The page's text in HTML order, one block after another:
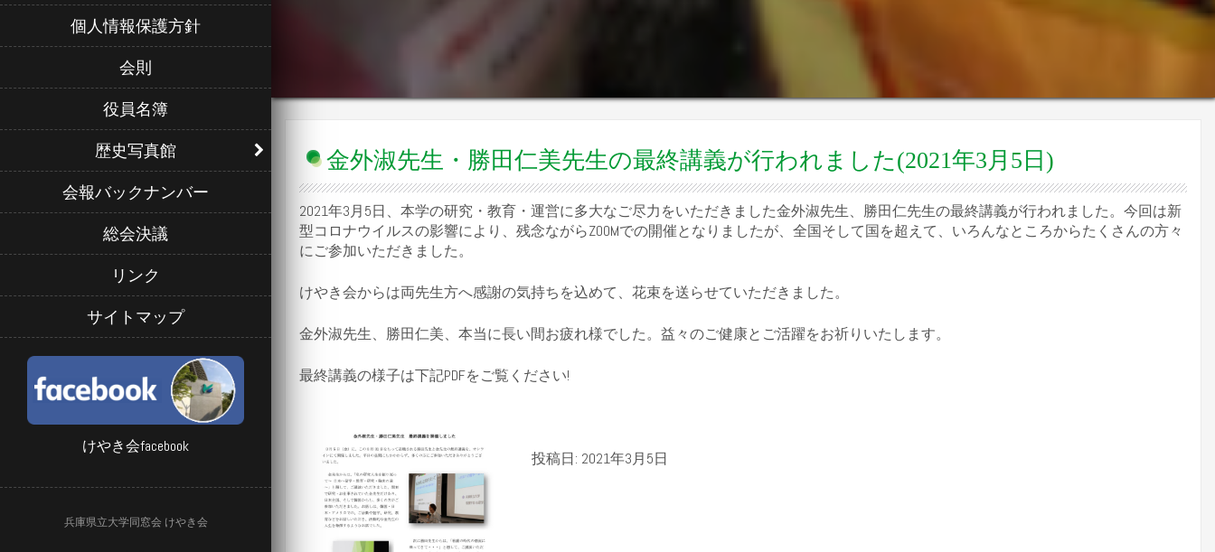
個人情報保護方針
会則
役員名簿
歴史写真館
会報バックナンバー
総会決議
リンク
サイトマップ
けやき会facebook
兵庫県立大学同窓会 けやき会
金外淑先生・勝田仁美先生の最終講義が行われました(2021年3月5日)
2021年3月5日、本学の研究・教育・運営に多大なご尽力をいただきました金外淑先生、勝田仁先生の最終講義が行われました。今回は新
型コロナウイルスの影響により、残念ながらZOOMでの開催となりましたが、全国そして国を超えて、いろんなところからたくさんの方々
にご参加いただきました。
けやき会からは両先生方へ感謝の気持ちを込めて、花束を送らせていただきました。
金外淑先生、勝田仁美、本当に長い間お疲れ様でした。益々のご健康とご活躍をお祈りいたします。
最終講義の様子は下記PDFをご覧ください!
投稿日: 2021年3月5日